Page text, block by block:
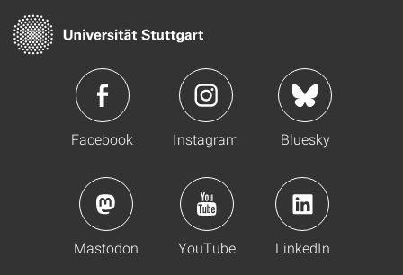
Facebook Instagram Bluesky
Mastodon YouTube LinkedIn